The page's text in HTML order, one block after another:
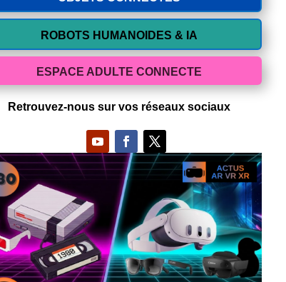
ROBOTS HUMANOIDES & IA
ESPACE ADULTE CONNECTE
Retrouvez-nous sur vos réseaux sociaux